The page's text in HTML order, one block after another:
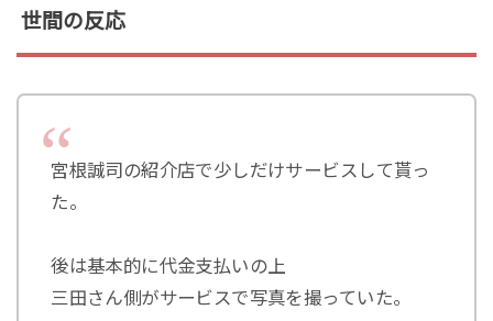
世間の反応
宮根誠司の紹介店で少しだけサービスして貰っ
た。
後は基本的に代金支払いの上
三田さん側がサービスで写真を撮っていた。